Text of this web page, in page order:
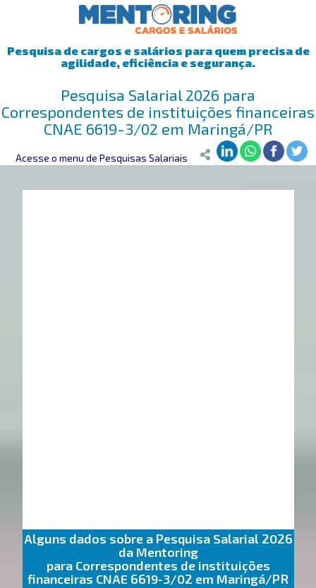
Pesquisa de cargos e salários para quem precisa de
agilidade, eficiência e segurança.
Pesquisa Salarial 2026 para
Correspondentes de instituições financeiras
CNAE 6619-3/02 em Maringá/PR
Mentoring>Pesquisa Salarial>Maringá/PR >Correspondentes
Acesse o menu de Pesquisas Salariais
Alguns dados sobre a Pesquisa Salarial 2026
da Mentoring
para Correspondentes de instituições
financeiras CNAE 6619-3/02 em Maringá/PR